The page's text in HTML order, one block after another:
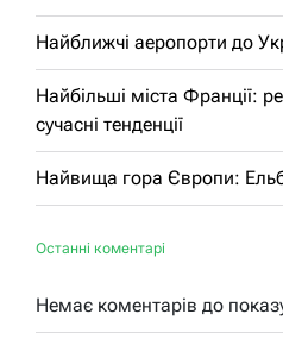
Найближчі аеропорти до
Найбільші міста Франції:
сучасні тенденції
Найвища гора Європи:
Останні коментарі
Немає коментарів до